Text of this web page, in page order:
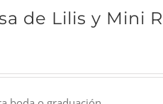
de Lilis y Mini